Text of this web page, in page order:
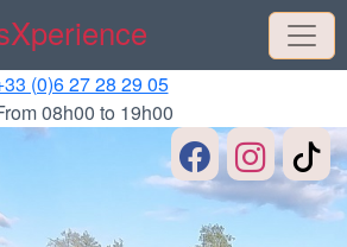
(0)6 27 28 29 05
08h00 to 19h00